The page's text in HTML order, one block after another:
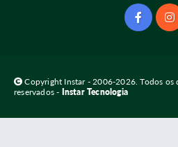
Copyright Instar - 2006-2026. Todos os
reservados - Instar Tecnologia